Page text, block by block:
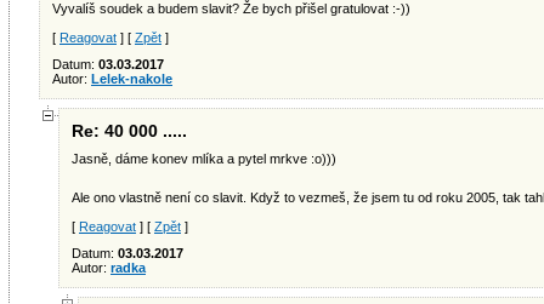
Vyvalíš soudek a budem slavit? Že bych přišel gratulovat :-))
[ Reagovat ] [ Zpět ]
Datum: 03.03.2017
Autor: Lelek-nakole
Re: 40 000 .....
Jasně, dáme konev mlíka a pytel mrkve :o)))
Ale ono vlastně není co slavit. Když to vezmeš, že jsem tu od roku 2005, tak
[ Reagovat ] [ Zpět ]
Datum: 03.03.2017
Autor: radka